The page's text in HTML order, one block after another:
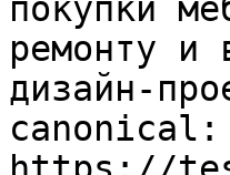
покупки
ремонту и
дизайн-
canonical: